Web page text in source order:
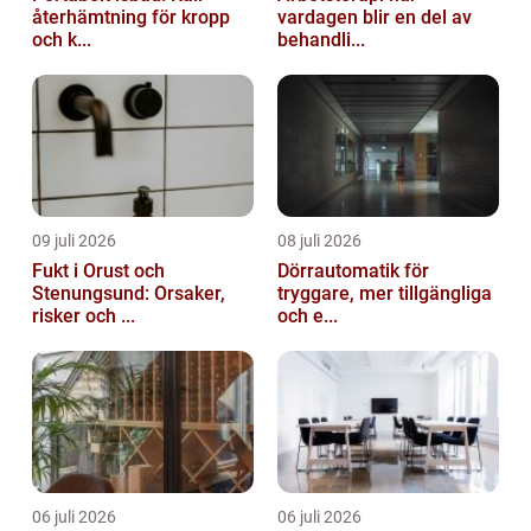
återhämtning för kropp
och k...
vardagen blir en del av
behandli...
09 juli 2026
Fukt i Orust och
Stenungsund: Orsaker,
risker och ...
08 juli 2026
Dörrautomatik för
tryggare, mer tillgängliga
och e...
06 juli 2026 06 juli 2026